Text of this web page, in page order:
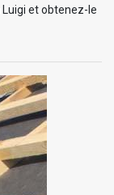
et obtenez-le